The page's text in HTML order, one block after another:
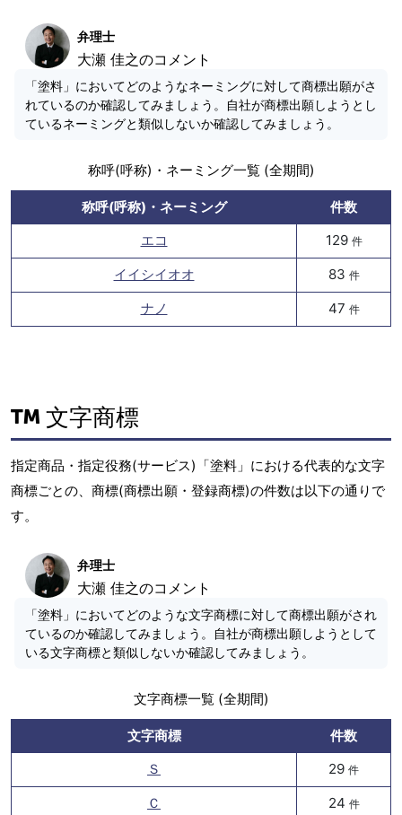
弁理士
大瀬 佳之のコメント
「塗料」においてどのようなネーミングに対して商標出願がさ
れているのか確認してみましょう。自社が商標出願しようとし
ているネーミングと類似しないか確認してみましょう。
称呼(呼称)・ネーミング一覧 (全期間)
称呼(呼称)・ネーミング
件数
エコ
129 件
イイシイオオ 83 件
ナノ 47 件
文字商標
指定商品・指定役務(サービス)「塗料」における代表的な文字
商標ごとの、商標(商標出願・登録商標)の件数は以下の通りで
す。
弁理士
大瀬 佳之のコメント
「塗料」においてどのような文字商標に対して商標出願がされ
ているのか確認してみましょう。自社が商標出願しようとして
いる文字商標と類似しないか確認してみましょう。
文字商標一覧 (全期間)
文字商標
件数
Ｓ
29 件
Ｃ 24 件